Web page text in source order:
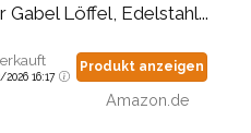
Gabel Löffel, Edelstahl...
16:17
Produkt anzeigen
Amazon.de